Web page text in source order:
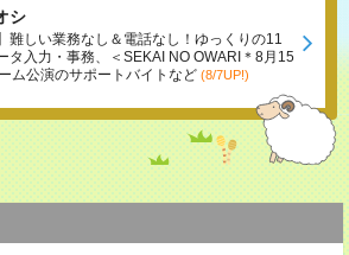
シ
難しい業務なし＆電話なし！ゆっくりの11
タ入力・事務、＜SEKAI NO OWARI＊8月15
ム公演のサポートバイトなど (8/7UP!)